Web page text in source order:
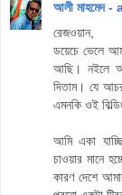
আলী মাহমেদ
রেজওয়ান,
ডয়েচে ভেলে
আছি। নইলে
দিতাম। যে
এমনকি ওই
আমি একা
চাওয়ার মানে
কারণ দেশে